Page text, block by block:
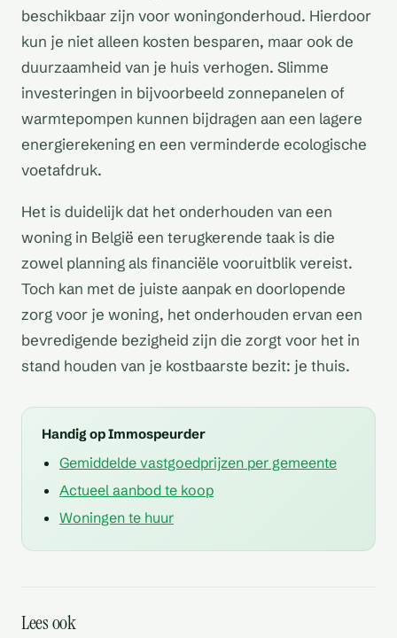
beschikbaar zijn voor woningonderhoud. Hierdoor
kun je niet alleen kosten besparen, maar ook de
duurzaamheid van je huis verhogen. Slimme
investeringen in bijvoorbeeld zonnepanelen of
warmtepompen kunnen bijdragen aan een lagere
energierekening en een verminderde ecologische
voetafdruk.
Het is duidelijk dat het onderhouden van een
woning in België een terugkerende taak is die
zowel planning als financiële vooruitblik vereist.
Toch kan met de juiste aanpak en doorlopende
zorg voor je woning, het onderhouden ervan een
bevredigende bezigheid zijn die zorgt voor het in
stand houden van je kostbaarste bezit: je thuis.
Handig op Immospeurder
Gemiddelde vastgoedprijzen per gemeente
Actueel aanbod te koop
Woningen te huur
Lees ook
Is er een parkeerplaats
inbegrepen in de prijs
Hoe is de geluidsisolatie